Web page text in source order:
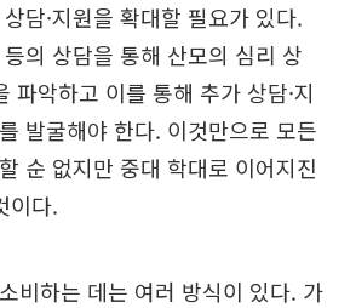
담·지원을 확대할 필요가 있다.
의 상담을 통해 산모의 심리 상
파악하고 이를 통해 추가 상담·지
발굴해야 한다. 이것만으로 모든
순 없지만 중대 학대로 이어지진
이다.
비하는 데는 여러 방식이 있다. 가